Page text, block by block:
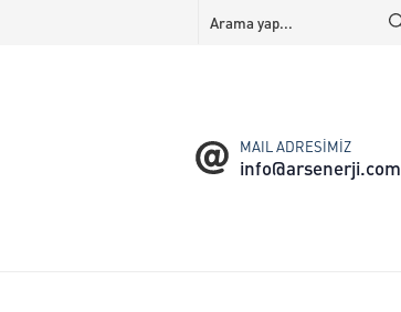
MAIL ADRESİMİZ
info@arsenerji.com